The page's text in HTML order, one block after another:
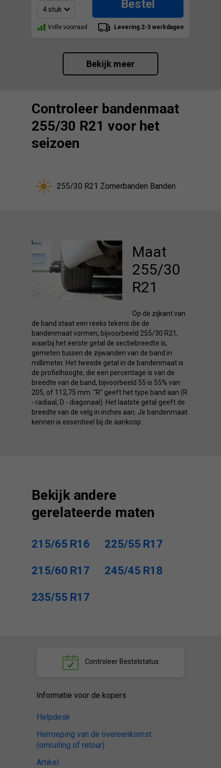
Bestel
Volle voorraad Levering 2-3 werkdagen
Bekijk meer
Controleer bandenmaat
255/30 R21 voor het
seizoen
255/30 R21 Zomerbanden Banden
Maat
255/30
R21
Op de zijkant van
de band staat een reeks tekens die de
bandenmaat vormen, bijvoorbeeld 255/30 R21,
waarbij het eerste getal de sectiebreedte is,
gemeten tussen de zijwanden van de band in
millimeter. Het tweede getal in de bandenmaat is
de profielhoogte, die een percentage is van de
breedte van de band, bijvoorbeeld 55 is 55% van
205, of 112,75 mm. "R" geeft het type band aan (R
- radiaal, D - diagonaal). Het laatste getal geeft de
breedte van de velg in inches aan. Je bandenmaat
kennen is essentieel bij de aankoop.
Bekijk andere
gerelateerde maten
215/65 R16 225/55 R17
215/60 R17 245/45 R18
235/55 R17
ControleerBestelstatus
Informatie voor de kopers
Helpdesk
Herroeping van de overeenkomst
(omruiling of retour)
Artikel